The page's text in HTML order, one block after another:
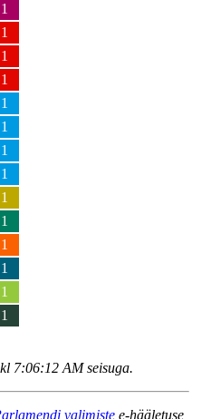
1
1
1
1
1
1
1
1
1
1
1
1
1
1
7:06:12 AM seisuga.
valimiste e-hääletuse